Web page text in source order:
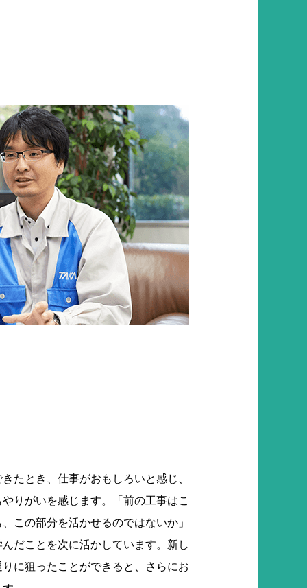
たとき、仕事がおもしろいと感じ、
りがいを感じます。「前の工事はこ
この部分を活かせるのではないか」
だことを次に活かしています。新し
に狙ったことができると、さらにお